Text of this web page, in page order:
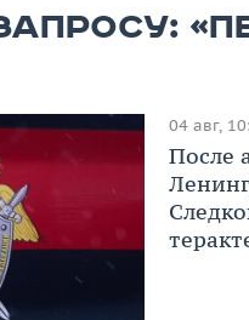
04 авг,
После